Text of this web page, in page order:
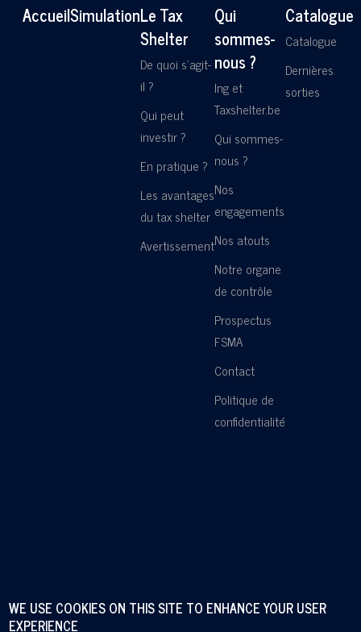
AccueilSimulationLe Tax
Shelter
De quoi s'agit-
il ?
Qui peut
investir ?
En pratique ?
Les avantages
du tax shelter
Avertissement
Qui
sommes-
nous ?
Ing et
Taxshelter.be
Qui sommes-
nous ?
Nos
engagements
Nos atouts
Notre organe
de contrôle
Prospectus
FSMA
Contact
Politique de
confidentialité
Catalogue
Catalogue
Dernières
sorties
WE USE COOKIES ON THIS SITE TO ENHANCE YOUR USER
EXPERIENCE